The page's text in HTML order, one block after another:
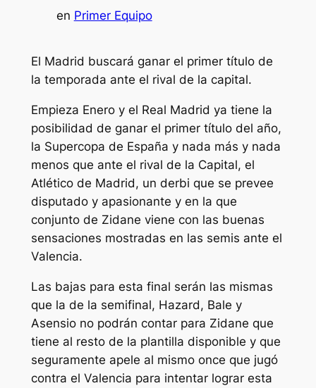
en Primer Equipo
El Madrid buscará ganar el primer título de
la temporada ante el rival de la capital.
Empieza Enero y el Real Madrid ya tiene la
posibilidad de ganar el primer título del año,
la Supercopa de España y nada más y nada
menos que ante el rival de la Capital, el
Atlético de Madrid, un derbi que se prevee
disputado y apasionante y en la que
conjunto de Zidane viene con las buenas
sensaciones mostradas en las semis ante el
Valencia.
Las bajas para esta final serán las mismas
que la de la semifinal, Hazard, Bale y
Asensio no podrán contar para Zidane que
tiene al resto de la plantilla disponible y que
seguramente apele al mismo once que jugó
contra el Valencia para intentar lograr esta